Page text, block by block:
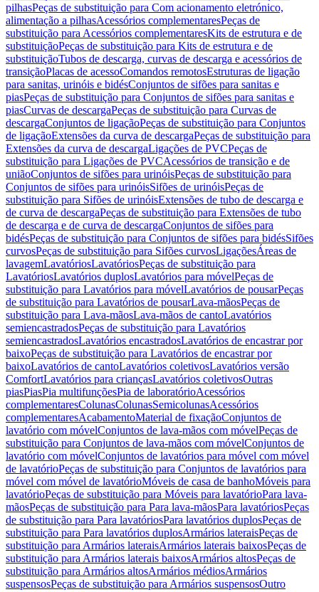
pilhasPeças de substituição para Com acionamento eletrónico,
alimentação a pilhasAcessórios complementaresPeças de
substituição para Acessórios complementaresKits de estrutura e de
substituiçãoPeças de substituição para Kits de estrutura e de
substituiçãoTubos de descarga, curvas de descarga e acessórios de
transiçãoPlacas de acessoComandos remotosEstruturas de ligação
para sanitas, urinóis e bidésConjuntos de sifões para sanitas e
piasPeças de substituição para Conjuntos de sifões para sanitas e
piasCurvas de descargaPeças de substituição para Curvas de
descargaConjuntos de ligaçãoPeças de substituição para Conjuntos
de ligaçãoExtensões da curva de descargaPeças de substituição para
Extensões da curva de descargaLigações de PVCPeças de
substituição para Ligações de PVCAcessórios de transição e de
uniãoConjuntos de sifões para urinóisPeças de substituição para
Conjuntos de sifões para urinóisSifões de urinóisPeças de
substituição para Sifões de urinóisExtensões de tubo de descarga e
de curva de descargaPeças de substituição para Extensões de tubo
de descarga e de curva de descargaConjuntos de sifões para
bidésPeças de substituição para Conjuntos de sifões para bidésSifões
curvosPeças de substituição para Sifões curvosLigaçõesÁreas de
lavagemLavatóriosLavatóriosPeças de substituição para
LavatóriosLavatórios duplosLavatórios para móvelPeças de
substituição para Lavatórios para móvelLavatórios de pousarPeças
de substituição para Lavatórios de pousarLava-mãosPeças de
substituição para Lava-mãosLava-mãos de cantoLavatórios
semiencastradosPeças de substituição para Lavatórios
semiencastradosLavatórios encastradosLavatórios de encastrar por
baixoPeças de substituição para Lavatórios de encastrar por
baixoLavatórios de cantoLavatórios coletivosLavatórios versão
ComfortLavatórios para criançasLavatórios coletivosOutras
piasPiasPia multifunçõesPia de laboratórioAcessórios
complementaresColunasColunasSemicolunasAcessórios
complementaresAcabamentoMaterial de fixaçãoConjuntos de
lavatório com móvelConjuntos de lava-mãos com móvelPeças de
substituição para Conjuntos de lava-mãos com móvelConjuntos de
lavatório com móvelConjuntos de lavatórios para móvel com móvel
de lavatórioPeças de substituição para Conjuntos de lavatórios para
móvel com móvel de lavatórioMóveis de casa de banhoMóveis para
lavatórioPeças de substituição para Móveis para lavatórioPara lava-
mãosPeças de substituição para Para lava-mãosPara lavatóriosPeças
de substituição para Para lavatóriosPara lavatórios duplosPeças de
substituição para Para lavatórios duplosArmários lateraisPeças de
substituição para Armários lateraisArmários laterais baixosPeças de
substituição para Armários laterais baixosArmários altosPeças de
substituição para Armários altosArmários médiosArmários
suspensosPeças de substituição para Armários suspensosOutro